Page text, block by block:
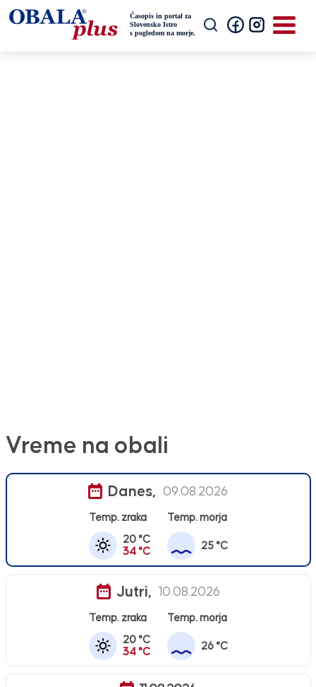
Vreme na obali
Danes, 09.08.2026
Temp. zraka
20 °C
34 °C
Temp. morja
25 °C
Jutri, 10.08.2026
Temp. zraka
20 °C
34 °C
Temp. morja
26 °C